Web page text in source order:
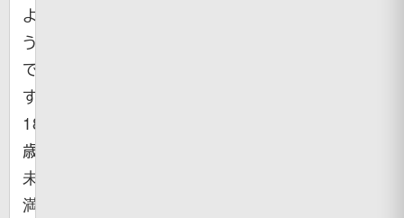
よ
う
で
す。
18
歳
未
満